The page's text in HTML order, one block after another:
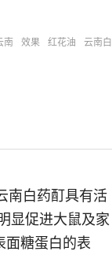
南 效果 红花油
云南白
南白药酊具有活
显促进大鼠及家
面糖蛋白的表